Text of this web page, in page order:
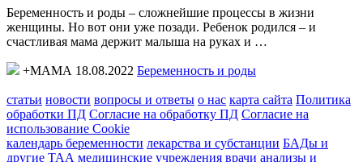
Беременность и роды – сложнейшие процессы в жизни
женщины. Но вот они уже позади. Ребенок родился – и
счастливая мама держит малыша на руках и …
+МАМА 18.08.2022 Беременность и роды
статьи новости вопросы и ответы о нас карта сайта Политика
обработки ПД Согласие на обработку ПД Согласие на
использование Cookie
календарь беременности лекарства и субстанции БАДы и
другие ТАА медицинские учреждения врачи анализы и